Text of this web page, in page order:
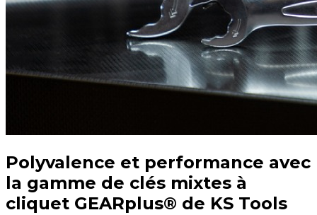
Polyvalence et performance avec
la gamme de clés mixtes à
cliquet GEARplus® de KS Tools